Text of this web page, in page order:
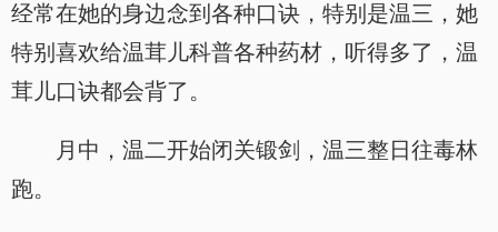
经常在她的身边念到各种口诀，特别是温三，她
特别喜欢给温茸儿科普各种药材，听得多了，温
茸儿口诀都会背了。
月中，温二开始闭关锻剑，温三整日往毒林
跑。